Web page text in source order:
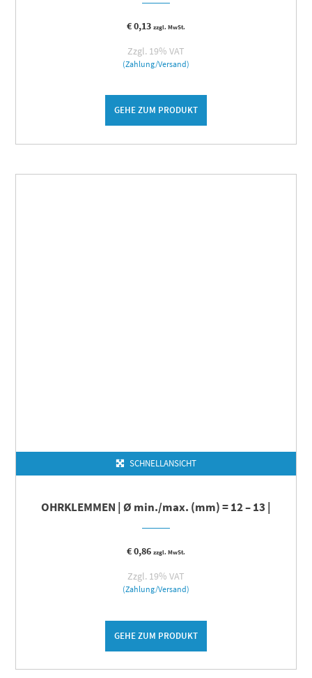
€0,13 zzgl. MwSt.
Zzgl. 19% VAT
(Zahlung/Versand)
GEHE ZUM PRODUKT
SCHNELLANSICHT
OHRKLEMMEN | Ø min./max. (mm) = 12 – 13 |
€0,86 zzgl. MwSt.
Zzgl. 19% VAT
(Zahlung/Versand)
GEHE ZUM PRODUKT